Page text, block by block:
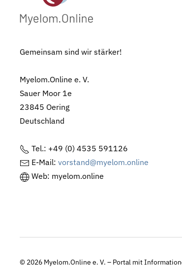
Gemeinsam sind wir stärker!
Myelom.Online e. V.
Sauer Moor 1e
23845 Oering
Deutschland
Tel.: +49 (0) 4535 591126
E-Mail: vorstand@myelom.online
Web: myelom.online
© 2026 Myelom.Online e. V. – Portal mit